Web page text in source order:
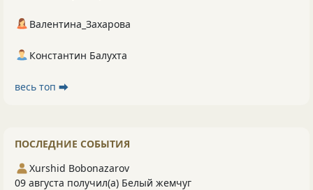
Валентина_Захарова
Константин Балухта
весь топ ⮕
ПОСЛЕДНИЕ СОБЫТИЯ
Xurshid Bobonazarov
09 августа получил(а) Белый жемчуг